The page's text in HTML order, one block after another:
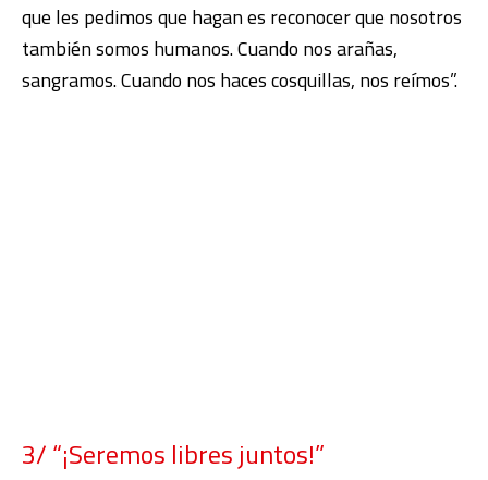
que les pedimos que hagan es reconocer que nosotros
también somos humanos. Cuando nos arañas,
sangramos. Cuando nos haces cosquillas, nos reímos”.
3/ “¡Seremos libres juntos!”